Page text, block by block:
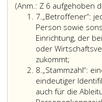
zu
(Anm.: Z 6 aufgehoben
7.Ziffer
7
„Betroffener“:
Person sowie
Einrichtung, der
oder
zukommt;
8.Ziffer
8
„Stammzahl“:
eindeutiger
auch für die